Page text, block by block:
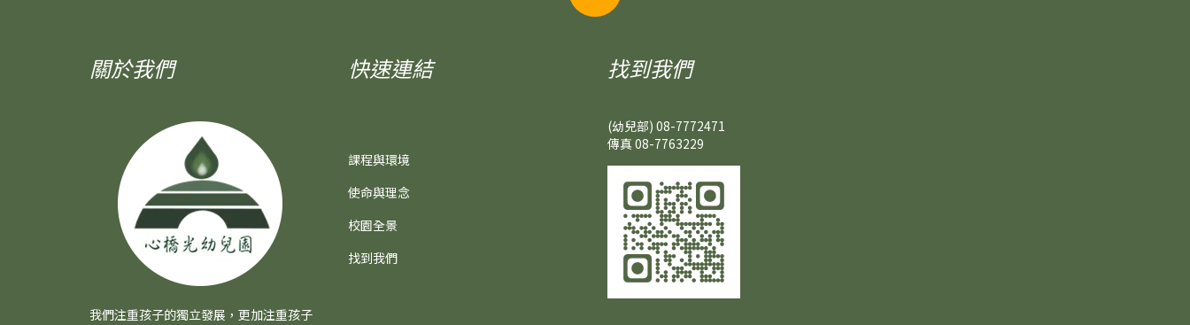
關於我們
我們注重孩子的獨立發展，更加注重孩子
快速連結
課程與環境
使命與理念
校園全景
找到我們
找到我們
(幼兒部) 08-7772471
傳真 08-7763229